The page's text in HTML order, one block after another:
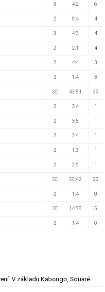
3 4:2 6
2 6:4 4
3 4:3 4
2 2:1 4
2 4:4 3
2 1:4 3
30 43:51 39
2 3:4 1
2 3:5 1
2 2:4 1
2 1:3 1
2 2:6 1
30 20:42 23
2 1:4 0
30 14:78 5
2 1:4 0
ONLINE: Teplice - Plzeň. Hyský v ohrožení. V základu Kabongo, Souaré či Doski